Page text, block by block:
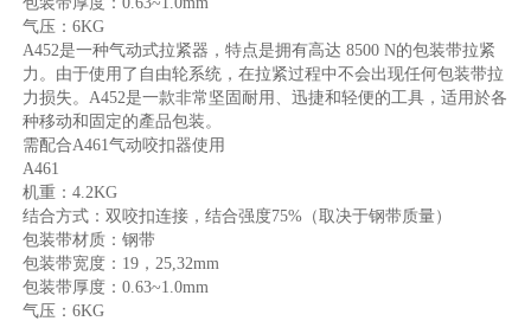
气压：6KG
A452是一种气动式拉紧器，特点是拥有高达 8500 N的包装带拉紧
力。由于使用了自由轮系统，在拉紧过程中不会出现任何包装带拉
力损失。A452是一款非常坚固耐用、迅捷和轻便的工具，适用於各
种移动和固定的產品包装。
需配合A461气动咬扣器使用
A461
机重：4.2KG
结合方式：双咬扣连接，结合强度75%（取决于钢带质量）
包装带材质：钢带
包装带宽度：19，25,32mm
包装带厚度：0.63~1.0mm
气压：6KG